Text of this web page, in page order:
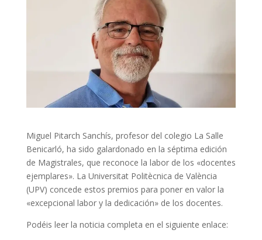
Miguel Pitarch Sanchís, profesor del colegio La Salle
Benicarló, ha sido galardonado en la séptima edición
de Magistrales, que reconoce la labor de los «docentes
ejemplares». La Universitat Politècnica de València
(UPV) concede estos premios para poner en valor la
«excepcional labor y la dedicación» de los docentes.
Podéis leer la noticia completa en el siguiente enlace: